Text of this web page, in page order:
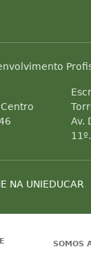
Av.
NA UNIEDUCAR
SOMOS